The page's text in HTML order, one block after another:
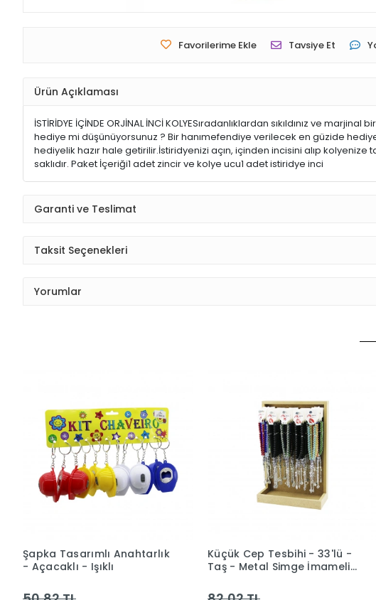
Favorilerime Ekle Tavsiye Et
Ürün Açıklaması
İSTİRİDYE İÇİNDE ORJİNAL İNCİ KOLYESıradanlıklardan sıkıldınız ve
hediye mi düşünüyorsunuz ? Bir hanımefendiye verilecek en güzide
hediyelik hazır hale getirilir.İstiridyenizi açın, içinden incisini alıp
saklıdır. Paket İçeriği1 adet zincir ve kolye ucu1 adet istiridye inci
Garanti ve Teslimat
Taksit Seçenekleri
Yorumlar
Şapka Tasarımlı Anahtarlık
- Açacaklı - Işıklı
Küçük Cep Tesbihi - 33'lü -
Taş - Metal Simge İmameli